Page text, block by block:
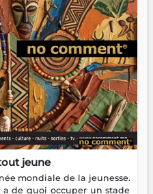
jeune
mondiale de la jeunesse.
a de quoi occuper un stade